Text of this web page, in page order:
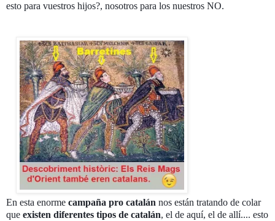
esto para vuestros hijos?, nosotros para los nuestros NO.
En esta enorme campaña pro catalán nos están tratando de colar
que existen diferentes tipos de catalán, el de aquí, el de allí.... esto